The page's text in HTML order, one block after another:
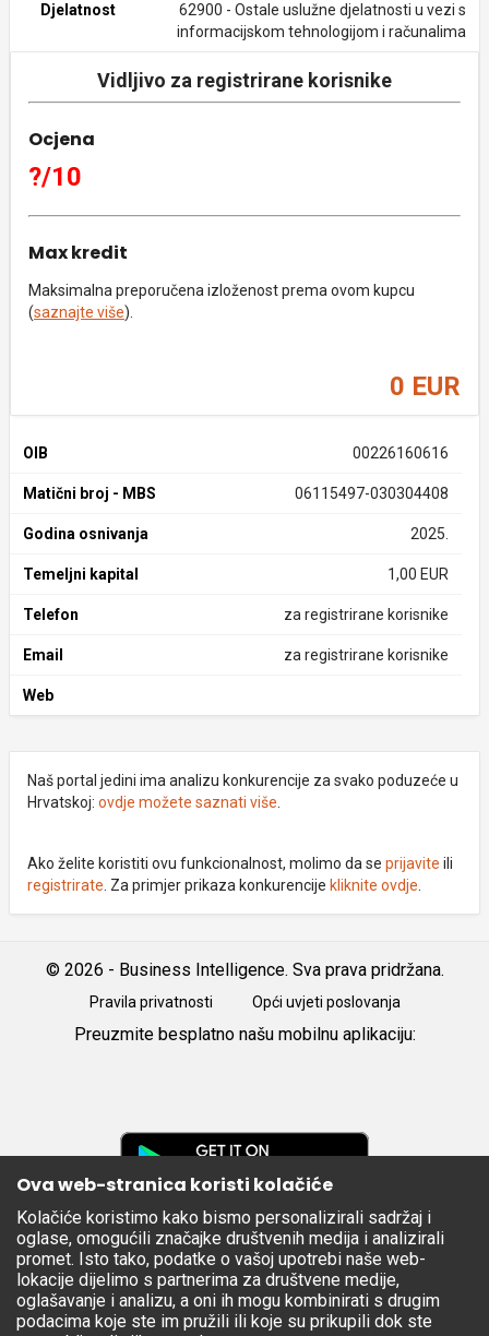
Djelatnost
62900 - Ostale uslužne djelatnosti u vezi s
informacijskom tehnologijom i računalima
Vidljivo za registrirane korisnike
Ocjena
?/10
Max kredit
Maksimalna preporučena izloženost prema ovom kupcu
(saznajte više).
0 EUR
OIB 00226160616
Matični broj - MBS 06115497-030304408
Godina osnivanja 2025.
Temeljni kapital 1,00 EUR
Telefon za registrirane korisnike
Email za registrirane korisnike
Web
Naš portal jedini ima analizu konkurencije za svako poduzeće u
Hrvatskoj: ovdje možete saznati više
Ako želite koristiti ovu funkcionalnost, molimo da se prijavite ili
registrirate . Za primjer prikaza konkurencije kliknite ovdje
© 2026 - Business Intelligence. Sva prava pridržana.
Pravila privatnosti Opći uvjeti poslovanja
Preuzmite besplatno našu mobilnu aplikaciju:
Apple
Store
Ova web-stranica koristi kolačiće
Kolačiće koristimo kako bismo personalizirali sadržaj i
oglase, omogućili značajke društvenih medija i analizirali
promet. Isto tako, podatke o vašoj upotrebi naše web-
lokacije dijelimo s partnerima za društvene medije,
oglašavanje i analizu, a oni ih mogu kombinirati s drugim
podacima koje ste im pružili ili koje su prikupili dok ste